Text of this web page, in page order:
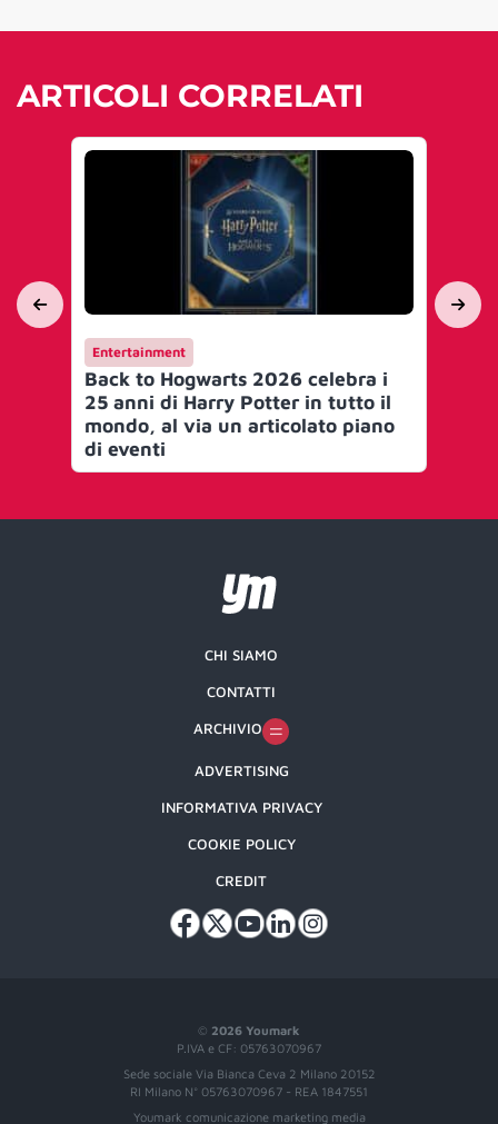
ARTICOLI CORRELATI
Entertainment
Back to Hogwarts 2026 celebra i
25 anni di Harry Potter in tutto il
mondo, al via un articolato piano
di eventi
© 2026 Youmark
P.IVA e CF: 05763070967
Sede sociale Via Bianca Ceva 2 Milano 20152
RI Milano N° 05763070967 - REA 1847551
Youmark comunicazione marketing media
CHI SIAMO
CONTATTI
ARCHIVIO
ADVERTISING
INFORMATIVA PRIVACY
COOKIE POLICY
CREDIT